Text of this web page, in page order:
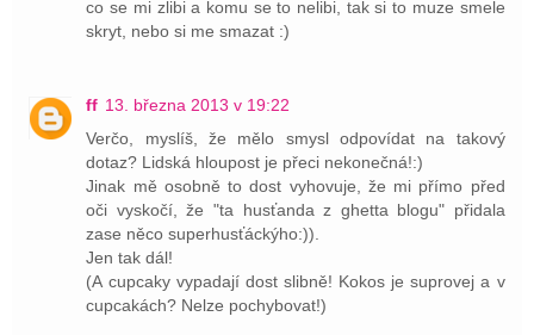
co se mi zlibi a komu se to nelibi, tak si to muze smele
skryt, nebo si me smazat :)
ff 13. března 2013 v 19:22
Verčo, myslíš, že mělo smysl odpovídat na takový
dotaz? Lidská hloupost je přeci nekonečná!:)
Jinak mě osobně to dost vyhovuje, že mi přímo před
oči vyskočí, že "ta husťanda z ghetta blogu" přidala
zase něco superhusťáckýho:)).
Jen tak dál!
(A cupcaky vypadají dost slibně! Kokos je suprovej a v
cupcakách? Nelze pochybovat!)